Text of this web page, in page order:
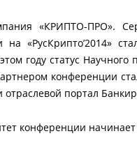
«КРИПТО-ПРО».
«РусКрипто’2014»
году статус
конференции
портал
конференции начинает